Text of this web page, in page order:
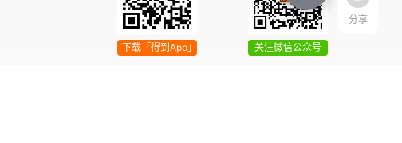
分享
下载「得到App」 关注微信公众号